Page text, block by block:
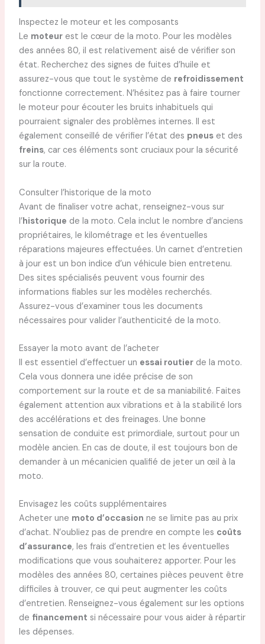
Inspectez le moteur et les composants
Le moteurest le cœur de la moto. Pour les modèles
des années 80, il est relativement aisé de vérifier son
état. Recherchez des signes de fuites d’huile et
assurez-vous que tout le système de refroidissement
fonctionne correctement. N’hésitez pas à faire tourner
le moteur pour écouter les bruits inhabituels qui
pourraient signaler des problèmes internes. Il est
également conseillé de vérifier l’état des pneuset des
freins, car ces éléments sont cruciaux pour la sécurité
sur la route.
Consulter l’historique de la moto
Avant de finaliser votre achat, renseignez-vous sur
l’historique de la moto. Cela inclut le nombre d’anciens
propriétaires, le kilométrage et les éventuelles
réparations majeures effectuées. Un carnet d’entretien
à jour est un bon indice d’un véhicule bien entretenu.
Des sites spécialisés peuvent vous fournir des
informations fiables sur les modèles recherchés.
Assurez-vous d’examiner tous les documents
nécessaires pour valider l’authenticité de la moto.
Essayer la moto avant de l’acheter
Il est essentiel d’effectuer un essai routierde la moto.
Cela vous donnera une idée précise de son
comportement sur la route et de sa maniabilité. Faites
également attention aux vibrations et à la stabilité lors
des accélérations et des freinages. Une bonne
sensation de conduite est primordiale, surtout pour un
modèle ancien. En cas de doute, il est toujours bon de
demander à un mécanicien qualifié de jeter un œil à la
moto.
Envisagez les coûts supplémentaires
Acheter une moto d’occasion ne se limite pas au prix
d’achat. N’oubliez pas de prendre en compte les coûts
d’assurance, les frais d’entretien et les éventuelles
modifications que vous souhaiterez apporter. Pour les
modèles des années 80, certaines pièces peuvent être
difficiles à trouver, ce qui peut augmenter les coûts
d’entretien. Renseignez-vous également sur les options
de financement si nécessaire pour vous aider à répartir
les dépenses.